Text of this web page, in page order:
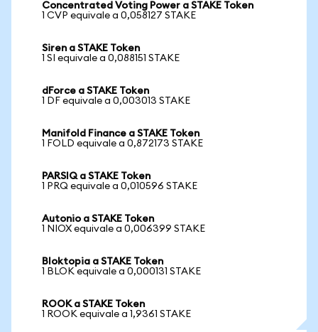
Concentrated Voting Power a STAKE Token
1 CVP equivale a 0,058127 STAKE
Siren a STAKE Token
1 SI equivale a 0,088151 STAKE
dForce a STAKE Token
1 DF equivale a 0,003013 STAKE
Manifold Finance a STAKE Token
1 FOLD equivale a 0,872173 STAKE
PARSIQ a STAKE Token
1 PRQ equivale a 0,010596 STAKE
Autonio a STAKE Token
1 NIOX equivale a 0,006399 STAKE
Bloktopia a STAKE Token
1 BLOK equivale a 0,000131 STAKE
ROOK a STAKE Token
1 ROOK equivale a 1,9361 STAKE